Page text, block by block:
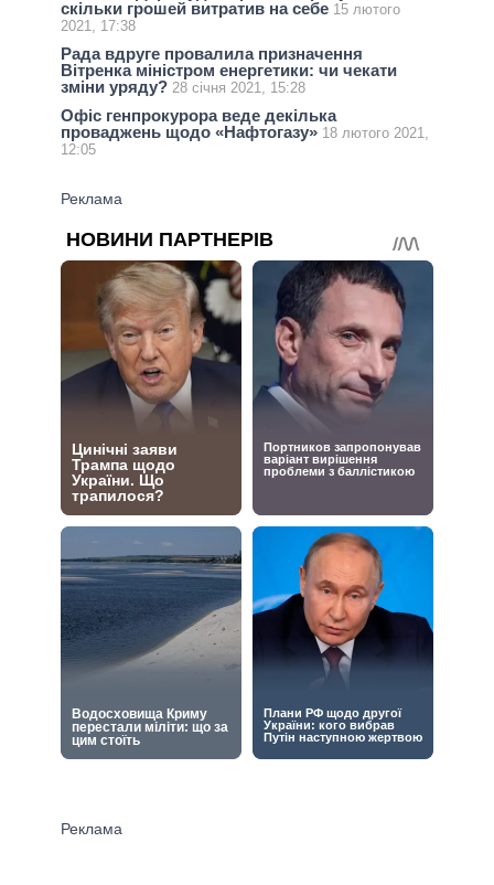
скільки грошей витратив на себе 15 лютого
2021, 17:38
Рада вдруге провалила призначення
Вітренка міністром енергетики: чи чекати
зміни уряду? 28 січня 2021, 15:28
Офіс генпрокурора веде декілька
проваджень щодо «Нафтогазу» 18 лютого 2021,
12:05